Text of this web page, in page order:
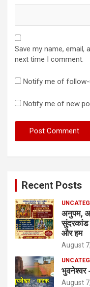
Save my name, email,
next time I comment.
Notify me of follow-
Notify me of new
Recent Posts
अनुपम,
सुंदरकांड
और हम
August
भुवनेश्वर
August